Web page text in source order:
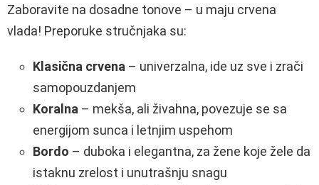
Zaboravite na dosadne tonove – u maju crvena
vlada! Preporuke stručnjaka su:
Klasična crvena – univerzalna, ide uz sve i zrači
samopouzdanjem
Koralna – mekša, ali živahna, povezuje se sa
energijom sunca i letnjim uspehom
Bordo – duboka i elegantna, za žene koje žele da
istaknu zrelost i unutrašnju snagu